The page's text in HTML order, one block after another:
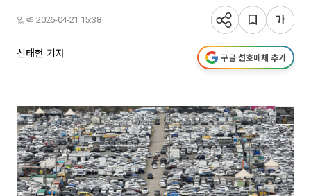
입력 2026-04-21 15:38
신태현 기자 구글 선호매체 추가